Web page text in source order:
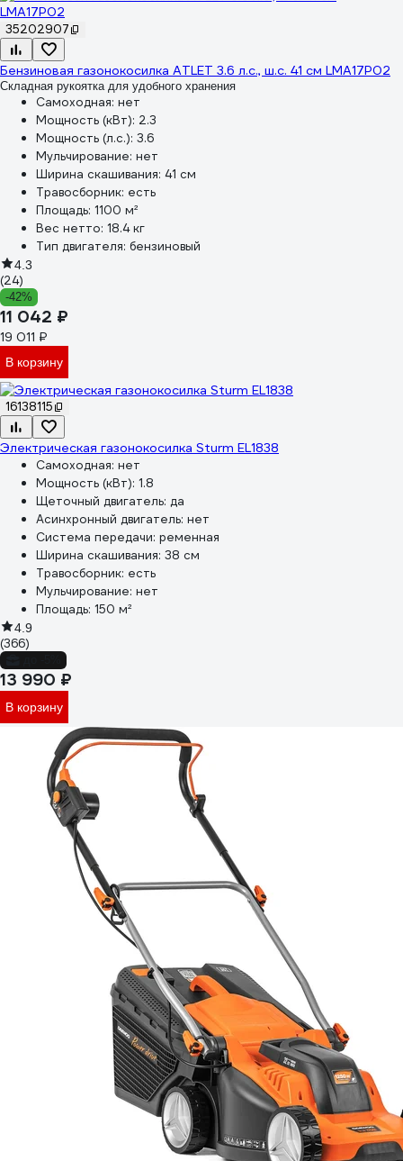
35202907
Бензиновая газонокосилка ATLET 3.6 л.с., ш.с. 41 см LMA17P02
Складная рукоятка для удобного хранения
Самоходная: нет
Мощность (кВт): 2.3
Мощность (л.с.): 3.6
Мульчирование: нет
Ширина скашивания: 41 см
Травосборник: есть
Площадь: 1100 м²
Вес нетто: 18.4 кг
Тип двигателя: бензиновый
4.3
(24)
-42%
11 042 ₽
19 011 ₽
В корзину
16138115
Электрическая газонокосилка Sturm EL1838
Самоходная: нет
Мощность (кВт): 1.8
Щеточный двигатель: да
Асинхронный двигатель: нет
Система передачи: ременная
Ширина скашивания: 38 см
Травосборник: есть
Мульчирование: нет
Площадь: 150 м²
4.9
(366)
13 990 ₽
В корзину